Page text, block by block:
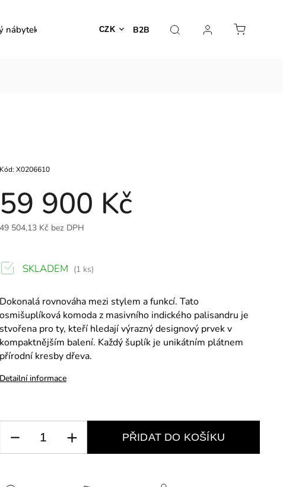
B2B
CZK
nábytek Venkovní nábytek Dekorace
59 900 Kč
49 504,13 Kč bez DPH
Kód: X0206610
Dokonalá rovnováha mezi stylem a funkcí. Tato
osmišuplíková komoda z masivního indického palisandru je
stvořena pro ty, kteří hledají výrazný designový prvek v
kompaktnějším balení. Každý šuplík je unikátním plátnem
přírodní kresby dřeva.
Detailní informace
SKLADEM (1 ks)
PŘIDAT DO KOŠÍKU